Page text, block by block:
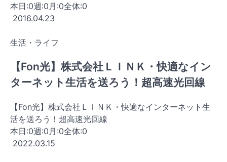
本日:0週:0 月:0全体:0
2016.04.23
生活・ライフ
【Fon光】株式会社ＬＩＮＫ・快適なイン
ターネット生活を送ろう！超高速光回線
【Fon光】株式会社ＬＩＮＫ・快適なインターネット生
活を送ろう！超高速光回線
本日:0週:0月:0全体:0
2022.03.15